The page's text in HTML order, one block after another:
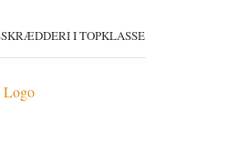
I TOPKLASSE